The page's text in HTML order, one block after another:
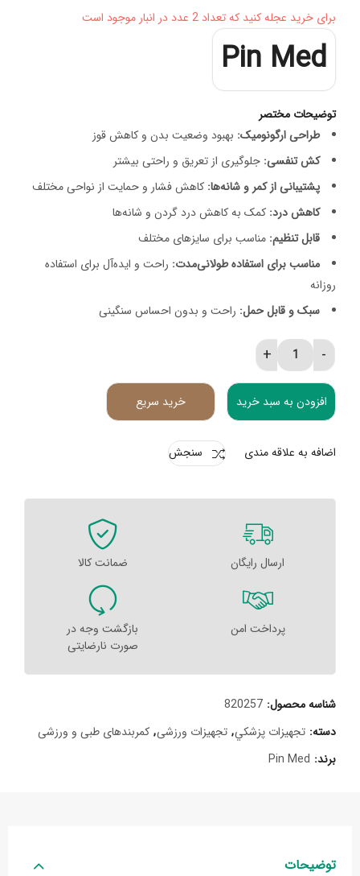
برای خرید عجله کنید که تعداد 2 عدد در انبار موجود است
Pin Med
توضیحات مختصر
طراحی ارگونومیک: بهبود وضعیت بدن و کاهش قوز
کش تنفسی: جلوگیری از تعریق و راحتی بیشتر
پشتیبانی از کمر و شانه‌ها: کاهش فشار و حمایت از نواحی مختلف
کاهش درد: کمک به کاهش درد گردن و شانه‌ها
قابل تنظیم: مناسب برای سایزهای مختلف
مناسب برای استفاده طولانی‌مدت: راحت و ایده‌آل برای استفاده
روزانه
سبک و قابل حمل: راحت و بدون احساس سنگینی
قوزبند کمربند با کش تنفسی پین مد مدل 2013 quantity
افزودن به سبد خرید خرید سریع
اضافه به علاقه مندی سنجش
ارسال رایگان ضمانت کالا
پرداخت امن
بازگشت وجه در
صورت نارضایتی
شناسه محصول: 820257
دسته: تجهيزات پزشکي, تجهیزات ورزشی, کمربندهای طبی و ورزشی
برند: Pin Med
توضیحات